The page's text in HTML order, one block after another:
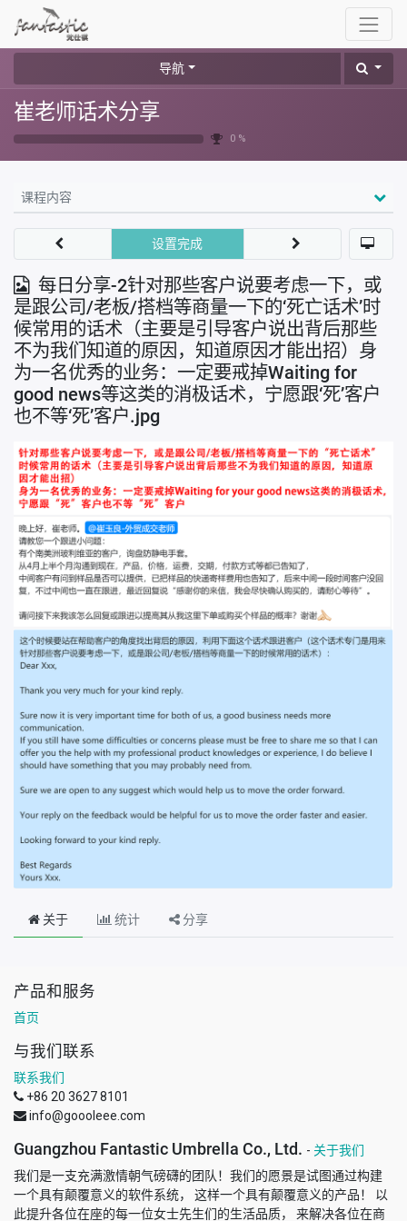
导航
崔老师话术分享
0 %
课程内容
每日分享-2针对那些客户说要考虑一下，或
是跟公司/老板/搭档等商量一下的‘死亡话术’时
候常用的话术（主要是引导客户说出背后那些
不为我们知道的原因，知道原因才能出招）身
为一名优秀的业务：一定要戒掉Waiting for
good news等这类的消极话术，宁愿跟‘死’客户
也不等‘死’客户.jpg
设置完成
关于 统计 分享
产品和服务
首页
与我们联系
联系我们
+86 20 3627 8101
info@goooleee.com
Guangzhou Fantastic Umbrella Co., Ltd. - 关于我们
我们是一支充满激情朝气磅礴的团队！我们的愿景是试图通过构建
一个具有颠覆意义的软件系统， 这样一个具有颠覆意义的产品！ 以
此提升各位在座的每一位女士先生们的生活品质， 来解决各位在商